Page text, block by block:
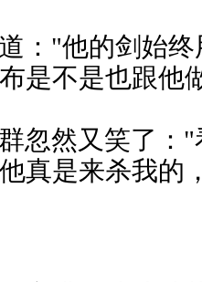
："他的剑始终
是不是也跟他
忽然又笑了："
真是来杀我的